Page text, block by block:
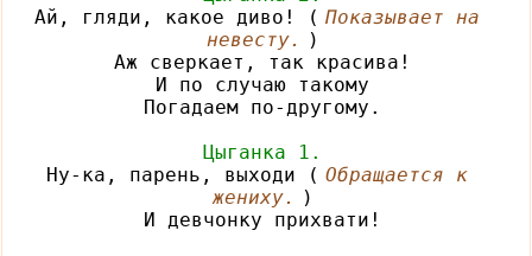
Ай, гляди, какое диво! ( Показывает на
невесту.
)
Аж сверкает, так красива!
И по случаю такому
Погадаем по-другому.
Цыганка 1.
Ну-ка, парень, выходи ( Обращается к
жениху.
)
И девчонку прихвати!